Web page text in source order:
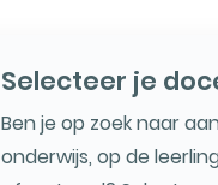
Selecteer je
Ben je op zoek naar
onderwijs, op de